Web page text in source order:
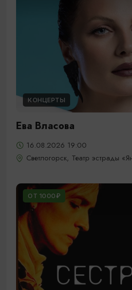
КОНЦЕРТЫ
Ева Власова
16.08.2026 19:00
Светлогорск, Театр эстрады
ОТ 1000₽